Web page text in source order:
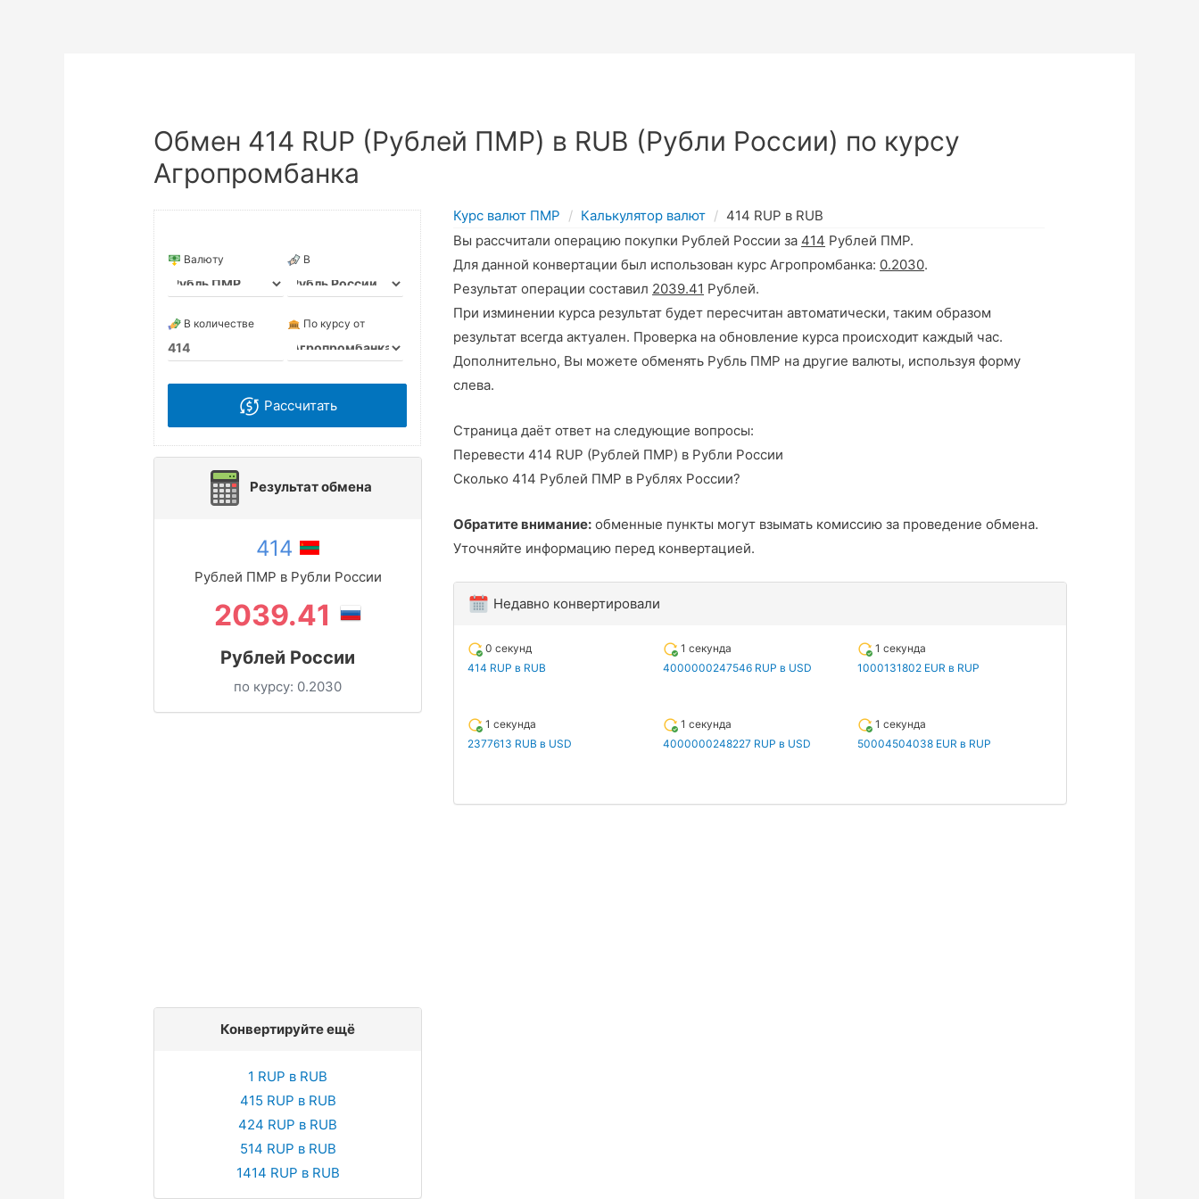
Обмен 414 RUP (Рублей ПМР) в RUB (Рубли России) по курсу
Агропромбанка
Валюту В
В количестве По курсу от
Рассчитать
Результат обмена
414
Рублей ПМР в Рубли России
2039.41
Рублей России
по курсу: 0.2030
Конвертируйте ещё
1 RUP в RUB
415 RUP в RUB
424 RUP в RUB
514 RUP в RUB
1414 RUP в RUB
Курс валют ПМР Калькулятор валют
414 RUP в RUB
Вы рассчитали операцию покупки Рублей России за 414 Рублей ПМР.
Для данной конвертации был использован курс Агропромбанка: 0.2030.
Результат операции составил 2039.41 Рублей.
При изминении курса результат будет пересчитан автоматически, таким образом
результат всегда актуален. Проверка на обновление курса происходит каждый час.
Дополнительно, Вы можете обменять Рубль ПМР на другие валюты, используя форму
слева.
Страница даёт ответ на следующие вопросы:
Перевести 414 RUP (Рублей ПМР) в Рубли России
Сколько 414 Рублей ПМР в Рублях России?
Обратите внимание: обменные пункты могут взымать комиссию за проведение обмена.
Уточняйте информацию перед конвертацией.
Недавно конвертировали
0 секунд
414 RUP в RUB
1 секунда
4000000247546 RUP в USD
1 секунда
1000131802 EUR в RUP
1 секунда
2377613 RUB в USD
1 секунда
4000000248227 RUP в USD
1 секунда
50004504038 EUR в RUP